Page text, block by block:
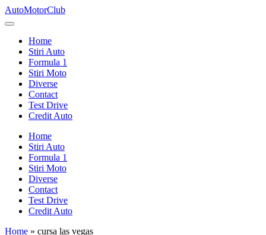
Skip
to
AutoMotorClub
Totul
masini
pasionatii
masini
Home
Stiri Auto
Formula 1
Stiri Moto
Diverse
Contact
Test Drive
Credit Auto
Home
Stiri Auto
Formula 1
Stiri Moto
Diverse
Contact
Test Drive
Credit Auto
Home » cursa las vegas